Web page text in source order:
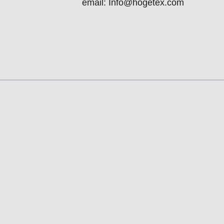
email: Info@hogetex.com
tab key. You can skip the carousel or go straight to